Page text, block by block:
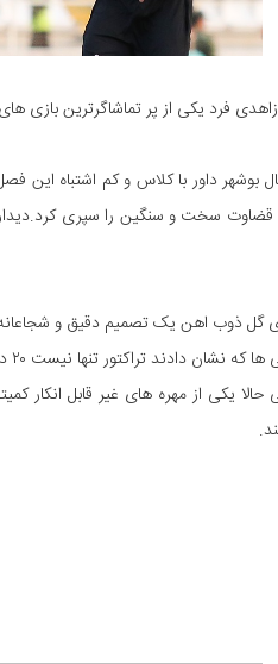
فرد یکی از پر تماشاگرترین بازی
گل ذوب اهن یک تصمیم دقیق و شجاعانه
تنها نیست ۲۰ دقیقه طوفانی را ثبت کردند تا تیمشان با یک برد پر گل را تجربه کند.
حالا یکی از مهره های غیر قابل انکار